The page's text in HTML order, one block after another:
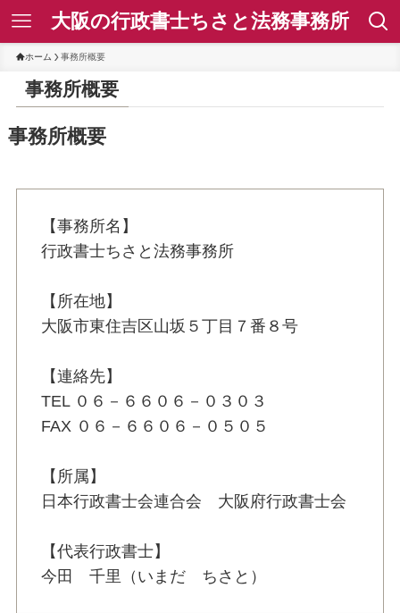
大阪の行政書士ちさと法務事務所
ホーム 事務所概要
事務所概要
事務所概要
【事務所名】
行政書士ちさと法務事務所
【所在地】
大阪市東住吉区山坂５丁目７番８号
【連絡先】
TEL ０６－６６０６－０３０３
FAX ０６－６６０６－０５０５
【所属】
日本行政書士会連合会 大阪府行政書士会
【代表行政書士】
今田 千里（いまだ ちさと）